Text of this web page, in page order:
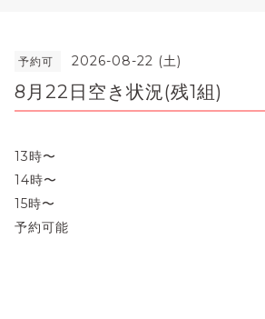
予約可 2026-08-22 (土)
8月22日空き状況(残1組)
13時〜
14時〜
15時〜
予約可能